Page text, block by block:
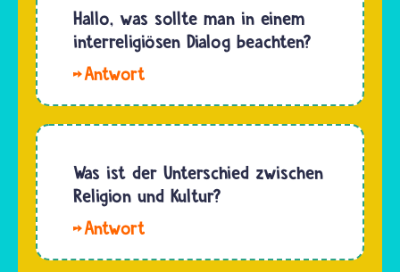
wir
heute
häufig
Religionen…
gestorben
ist,
die
menschlichen
Überreste,
Leichnam
normalerweise
auf…
Hallo, was sollte man in einem
interreligiösen Dialog beachten?
interreligiösen
zählen
vor allem
Offenheit,
Toleranz
und
Was ist der Unterschied zwischen
Religion und Kultur?